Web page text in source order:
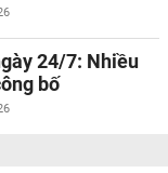
24/7: Nhiều
bố